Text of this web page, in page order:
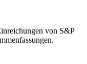
von S&P